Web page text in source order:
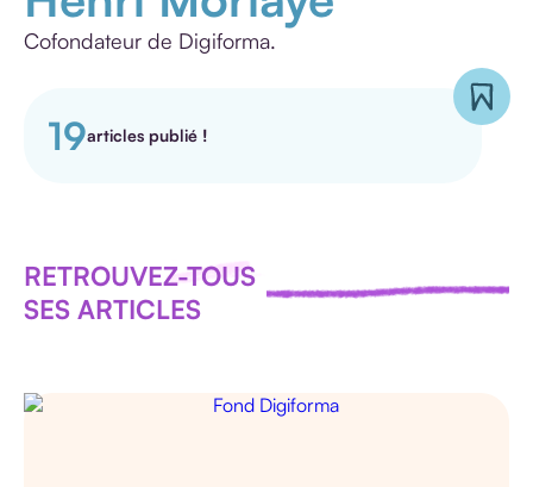
HANDICAP
IA
Cofondateur de Digiforma.
19articles publié !
RETROUVEZ-TOUS
SES ARTICLES